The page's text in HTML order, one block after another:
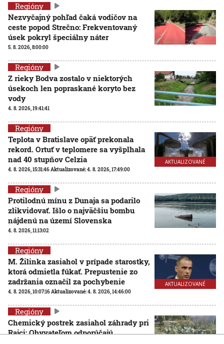
Regióny
Nezvyčajný pohľad čaká vodičov na
ceste popod Strečno: Frekventovaný
úsek pokryl špeciálny náter
5. 8. 2026, 8:00:00
Regióny
Z rieky Bodva zostalo v niektorých
úsekoch len popraskané koryto bez
vody
4. 8. 2026, 19:41:41
AKTUALIZOVANÉ
Regióny
Teplota v Bratislave opäť prekonala
rekord. Ortuť v teplomere sa vyšplhala
nad 40 stupňov Celzia
4. 8. 2026, 15:31:46Aktualizované:4. 8. 2026, 17:49:00
Regióny
Protilodnú mínu z Dunaja sa podarilo
zlikvidovať. Išlo o najväčšiu bombu
nájdenú na území Slovenska
4. 8. 2026, 11:13:02
AKTUALIZOVANÉ
Regióny
M. Žilinka zasiahol v prípade starostky,
ktorá odmietla fúkať. Prepustenie zo
zadržania označil za pochybenie
4. 8. 2026, 10:07:16Aktualizované:4. 8. 2026, 14:46:00
Regióny
Chemický postrek zasiahol záhrady pri
Rajci: Obyvateľom odporúčajú